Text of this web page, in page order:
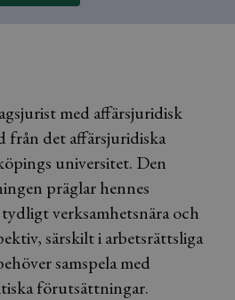
med affärsjuridisk
det affärsjuridiska
universitet. Den
präglar hennes
verksamhetsnära och
särskilt i arbetsrättsliga
samspela med
förutsättningar.